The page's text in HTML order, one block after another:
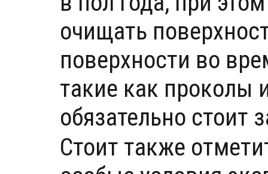
очищать
поверхности во
такие как проколы
обязательно стоит
Стоит также